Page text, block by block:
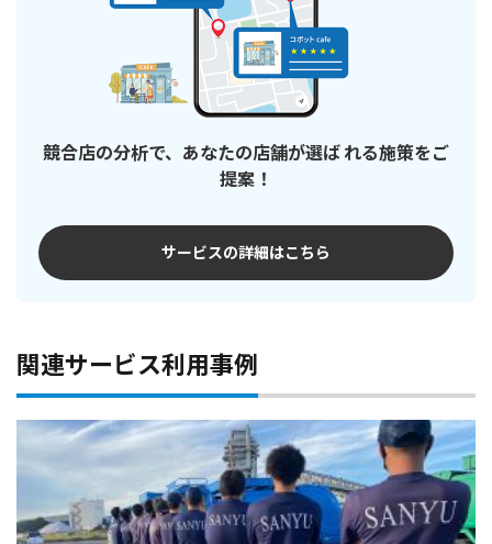
競合店の分析で、あなたの店舗が選ば れる施策をご
提案！
サービスの詳細はこちら
関連サービス利用事例